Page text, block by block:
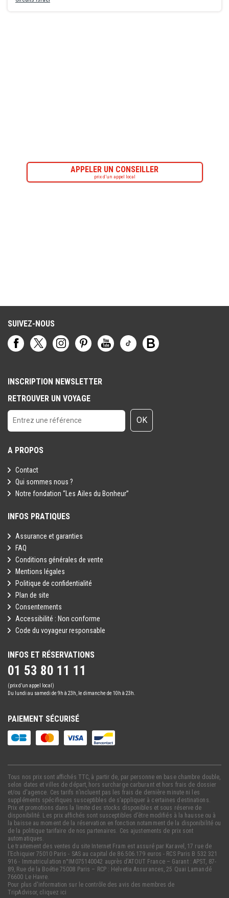
APPELER UN CONSEILLER
prix d’un appel local
SUIVEZ-NOUS
INSCRIPTION NEWSLETTER
RETROUVER UN VOYAGE
OK
A PROPOS
Contact
Qui sommes nous ?
Notre fondation “Les Ailes du Bonheur”
INFOS PRATIQUES
Assurance et garanties
FAQ
Conditions générales de vente
Mentions légales
Politique de confidentialité
Plan de site
Consentements
Accessibilité : Non conforme
Code du voyageur responsable
INFOS ET RÉSERVATIONS
01 53 80 11 11
(prix d’un appel local)
Du lundi au samedi de 9h à 23h, le dimanche de 10h à 23h.
PAIEMENT SÉCURISÉ
Tous nos prix sont affichés TTC, à partir de, par personne en base chambre double,
selon dates et villes de départ, hors surcharge carburant et hors frais de dossier
et/ou d'agence. Ces tarifs n’incluent pas les frais de dernière minute ni les
suppléments spécifiques susceptibles de s’appliquer à certaines destinations.
Prix et promotions dans la limite des stocks disponibles et sous réserve de
disponibilité. Les prix affichés sont susceptibles d’être modifiés à la hausse ou à
la baisse au moment de la réservation en fonction notamment de la disponibilité ou
de la politique tarifaire de nos partenaires. Ces ajustements de prix sont
automatiques.
Le traitement des ventes du site Internet Fram est assuré par Karavel, 17 rue de
l’Echiquier 75010 Paris - SAS au capital de 86.506.179 euros - RCS Paris B 532 321
916 - Immatriculation n°IM075140042 auprès d’ATOUT France – Garant : APST, 87-
89, Rue de la Boétie 75008 Paris – RCP : Helvetia Assurances, 25 Quai Lamandé
76600 Le Havre.
Pour plus d'information sur le contrôle des avis des membres de
TripAdvisor, cliquez ici